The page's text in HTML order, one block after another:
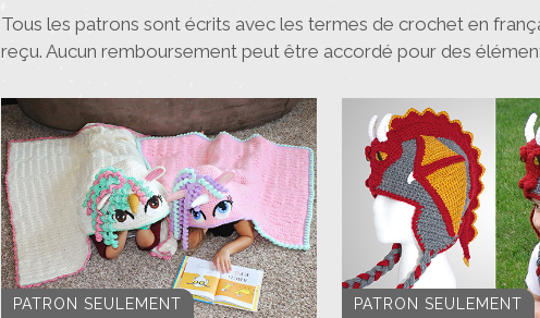
Tous les patrons sont écrits avec les termes de crochet en
reçu. Aucun remboursement peut être accordé pour des
PATRON SEULEMENT PATRON SEULEMENT